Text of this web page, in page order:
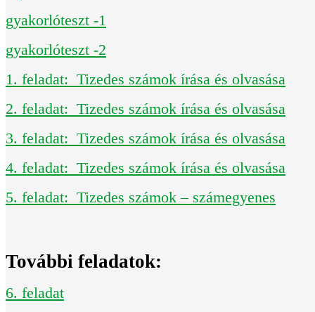
gyakorlóteszt -1
gyakorlóteszt -2
1. feladat: Tizedes számok írása és olvasása
2. feladat: Tizedes számok írása és olvasása
3. feladat: Tizedes számok írása és olvasása
4. feladat: Tizedes számok írása és olvasása
5. feladat: Tizedes számok – számegyenes
További feladatok:
6. feladat